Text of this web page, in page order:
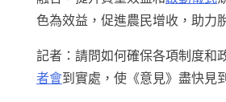
色為效益，促進農民增收，助力
記者：請問如何確保各項制度和
者會到實處，使《意見》盡快見